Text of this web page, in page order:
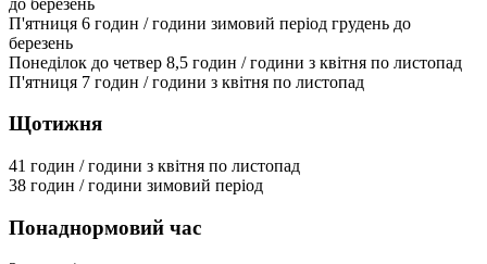
П'ятниця 6 годин / години зимовий період грудень до
березень
Понеділок до четвер 8,5 годин / години з квітня по листопад
П'ятниця 7 годин / години з квітня по листопад
Щотижня
41 годин / години з квітня по листопад
38 годин / години зимовий період
Понаднормовий час